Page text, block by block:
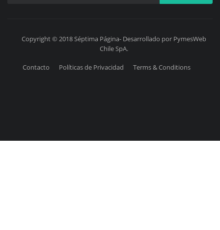
Copyright © 2018 Séptima Página- Desarrollado por PymesWeb
Chile SpA.
Contacto Políticas de Privacidad Terms & Conditions